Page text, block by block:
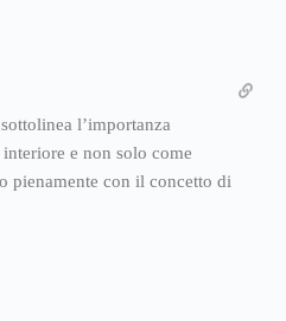
l’importanza
e non solo come
pienamente con il concetto di